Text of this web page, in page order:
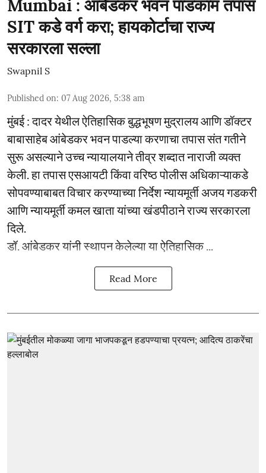
Mumbai : आंबेडकर भवन पाडकाम तपास
SIT कडे वर्ग करा; हायकोर्टाचा राज्य
सरकारला सल्ला
Swapnil S
Published on: 07 Aug 2026, 5:38 am
मुंबई : दादर येथील ऐतिहासिक बुद्धभूषण मुद्रालय आणि डॉक्टर
बाबासाहेब आंबेडकर भवन पाडल्या करणाचा तपास संत गतीने
सुरू असल्याने उच्च न्यायालयाने तीव्र शब्दात नाराजी व्यक्त
केली. हा तपास एसआयटी किंवा वरिष्ठ पोलीस अधिकाऱ्याकडे
सोपवण्याबाबत विचार करण्याच्या निर्देश न्यायमूर्ती अजय गडकरी
आणि न्यायमूर्ती कमल खाता यांच्या खंडपीठाने राज्य सरकारला
दिले.
डॉ. आंबेडकर यांनी स्थापन केलेल्या या ऐतिहासिक ...
Read More